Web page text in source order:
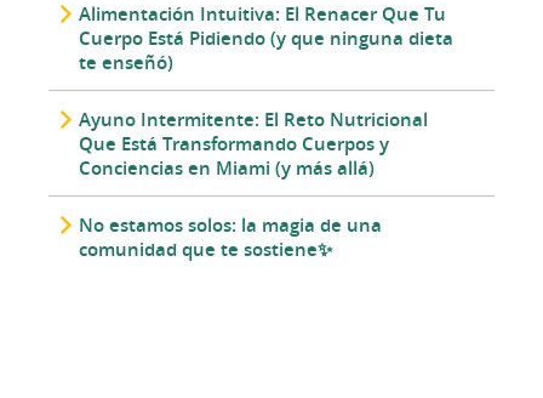
Alimentación Intuitiva: El Renacer Que Tu
Cuerpo Está Pidiendo (y que ninguna dieta
te enseñó)
Ayuno Intermitente: El Reto Nutricional
Que Está Transformando Cuerpos y
Conciencias en Miami (y más allá)
No estamos solos: la magia de una
comunidad que te sostiene✨